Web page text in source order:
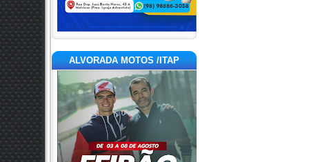
ALVORADA MOTOS /ITAP